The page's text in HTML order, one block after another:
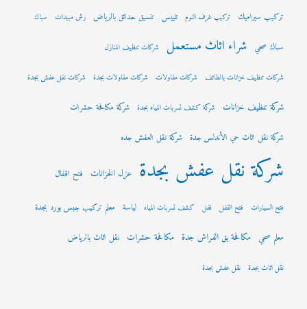
تركيب سيراميك تركيب غرف النوم تلييس تنسيق حدائق بالرياض رش مبيدات سباك
سباك صحي شراء اثاث مستعمل شركات تنظيف المنازل
شركات تنظيف خزانات بالطائف شركات مقاولات شركات مقاولات بجدة شركات نقل عفش بجدة
شركة تنظيف خزانات شركة كشف تسربات المياه بجدة شركة مكافحة حشرات
شركة نقل اثاث حي الأندلس جدة شركة نقل العفش جده
شركة نقل عفش بجدة عزل الخزانات فتح اقفال
فتح السيارات فتح القفل قفل كشف تسربات المياه لياسة معلم تركيب جبس بورد بجدة
معلم صحي مكافحة بق الفراش جدة مكافحة حشرات نقل اثاث بالرياض
نقل اثاث بجدة نقل عفش بجدة